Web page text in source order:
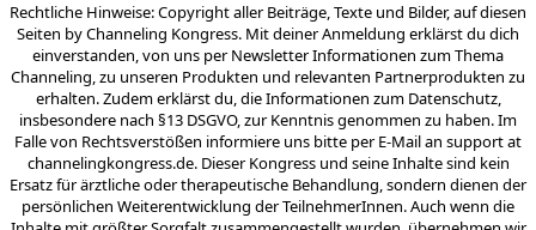
Rechtliche Hinweise: Copyright aller Beiträge, Texte und Bilder, auf diesen
Seiten by Channeling Kongress. Mit deiner Anmeldung erklärst du dich
einverstanden, von uns per Newsletter Informationen zum Thema
Channeling, zu unseren Produkten und relevanten Partnerprodukten zu
erhalten. Zudem erklärst du, die Informationen zum Datenschutz,
insbesondere nach §13 DSGVO, zur Kenntnis genommen zu haben. Im
Falle von Rechtsverstößen informiere uns bitte per E-Mail an support at
channelingkongress.de. Dieser Kongress und seine Inhalte sind kein
Ersatz für ärztliche oder therapeutische Behandlung, sondern dienen der
persönlichen Weiterentwicklung der TeilnehmerInnen. Auch wenn die